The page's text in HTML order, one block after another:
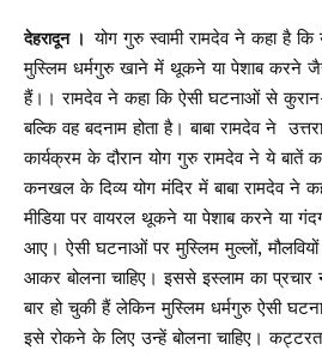
देहरादून ।योग गुरु स्वामी रामदेव ने कहा है
मुस्लिम धर्मगुरु खाने में थूकने या पेशाब करने
हैं।। रामदेव ने कहा कि ऐसी घटनाओं से कुरान-
बल्कि वह बदनाम होता है। बाबा रामदेव ने
कार्यक्रम के दौरान योग गुरु रामदेव ने ये बातें
कनखल के दिव्य योग मंदिर में बाबा रामदेव ने
मीडिया पर वायरल थूकने या पेशाब करने या
आए। ऐसी घटनाओं पर मुस्लिम मुल्लों,
आकर बोलना चाहिए। इससे इस्लाम का प्रचार
बार हो चुकी हैं लेकिन मुस्लिम धर्मगुरु ऐसी
इसे रोकने के लिए उन्हें बोलना चाहिए।